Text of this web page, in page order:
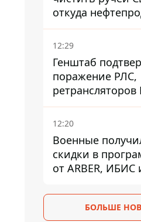
откуда
попадали в
12:29
Генштаб
поражение РЛС,
других военных
РФ в Крыму и на
12:20
Военные
скидки в
от ARBER, ИБИС
БОЛЬШЕ